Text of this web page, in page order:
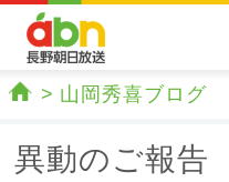
山岡秀喜ブログ
異動のご報告